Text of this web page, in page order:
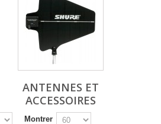
ANTENNES ET
ACCESSOIRES
Montrer